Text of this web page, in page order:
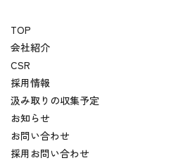
TOP
会社紹介
CSR
採用情報
汲み取りの収集予定
お知らせ
お問い合わせ
採用お問い合わせ